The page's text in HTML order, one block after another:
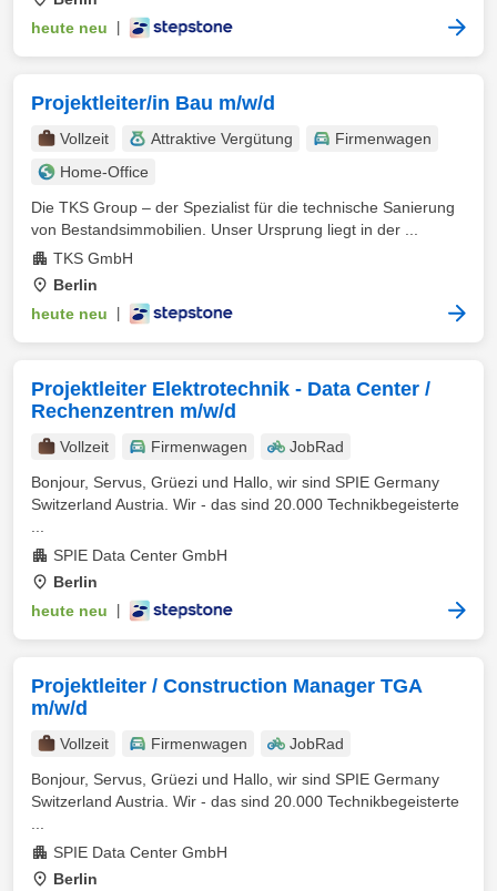
heute neu
Projektleiter/in Bau m/w/d
Vollzeit Attraktive Vergütung
Firmenwagen
Home-Office
Die TKS Group – der Spezialist für die technische Sanierung
von Bestandsimmobilien. Unser Ursprung liegt in der ...
TKS GmbH
Berlin
heute neu
Projektleiter Elektrotechnik - Data Center /
Rechenzentren m/w/d
Vollzeit Firmenwagen
JobRad
Bonjour, Servus, Grüezi und Hallo, wir sind SPIE Germany
Switzerland Austria. Wir - das sind 20.000 Technikbegeisterte
SPIE Data Center GmbH
Berlin
heute neu
Projektleiter / Construction Manager TGA
m/w/d
Vollzeit Firmenwagen
JobRad
Bonjour, Servus, Grüezi und Hallo, wir sind SPIE Germany
Switzerland Austria. Wir - das sind 20.000 Technikbegeisterte
SPIE Data Center GmbH
Berlin